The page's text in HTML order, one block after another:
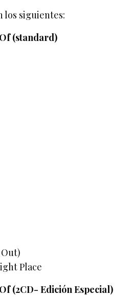
los siguientes:
(standard)
Place
(2CD- Edición Especial)